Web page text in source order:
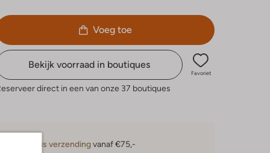
Voeg toe
Bekijk voorraad in boutiques
Favoriet
direct in een van onze 37 boutiques
Gratis verzendingvanaf €75,-